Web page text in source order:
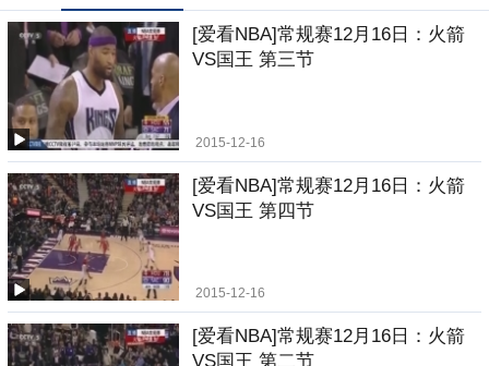
[爱看NBA]常规赛12月16日：火箭
VS国王 第三节
2015-12-16
[爱看NBA]常规赛12月16日：火箭
VS国王 第四节
2015-12-16
[爱看NBA]常规赛12月16日：火箭
VS国王 第二节